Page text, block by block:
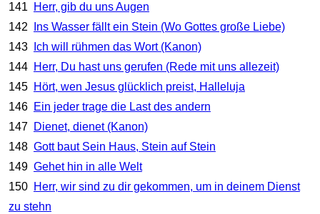
141
Herr, gib du uns Augen
142
Ins Wasser fällt ein Stein (Wo Gottes große Liebe)
143
Ich will rühmen das Wort (Kanon)
144 Herr, Du hast uns gerufen (Rede mit uns allezeit)
145 Hört, wen Jesus glücklich preist, Halleluja
146 Ein jeder trage die Last des andern
147 Dienet, dienet (Kanon)
148 Gott baut Sein Haus, Stein auf Stein
149 Gehet hin in alle Welt
150 Herr, wir sind zu dir gekommen, um in deinem Dienst
zu stehn